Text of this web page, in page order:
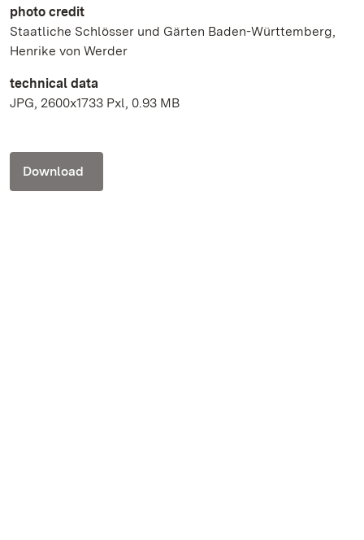
photo credit
Staatliche Schlösser und Gärten Baden-Württemberg,
Henrike von Werder
technical data
JPG, 2600x1733 Pxl, 0.93 MB
Download